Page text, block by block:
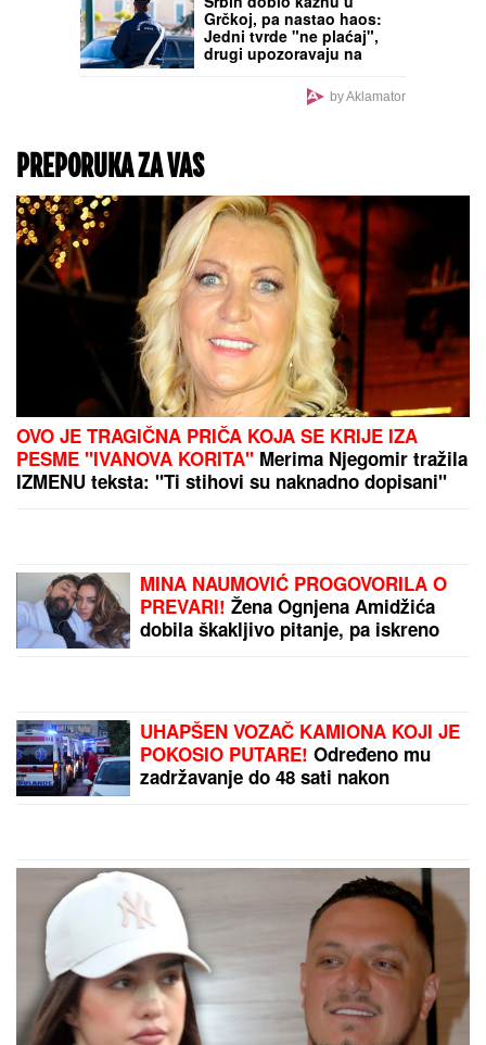
Vodič za renoviranje
stana bez nepotrebnih
troškova: Greška u
planiranju 10 kvadrata
može da izvuče 7.000
evra iz džepa!
PAKAO KOD VOLČANSKA
Srbin dobio kaznu u
Grčkoj, pa nastao haos:
Jedni tvrde "ne plaćaj",
drugi upozoravaju na
PREPORUKA ZA VAS